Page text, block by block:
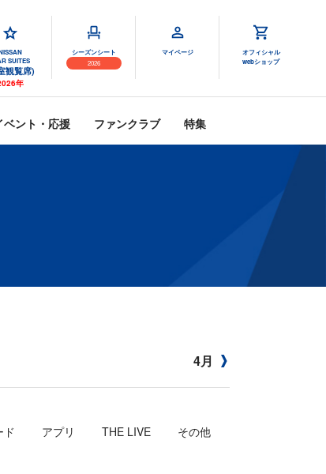
SUITES
観覧席)
年
シーズンシート
2026
マイページ
オフィシャル
webショップ
ベント・応援 ファンクラブ 特集
4月
ド アプリ THE LIVE その他